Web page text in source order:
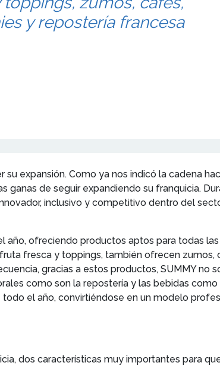
y repostería francesa
expansión. Como ya nos indicó la cadena
ganas de seguir expandiendo su franquicia.
inclusivo y competitivo dentro del
año, ofreciendo productos aptos para todas las
fresca y toppings, también ofrecen zumos,
gracias a estos productos, SUMMY no
como son la repostería y las bebidas como
el año, convirtiéndose en un modelo
dos características muy importantes para